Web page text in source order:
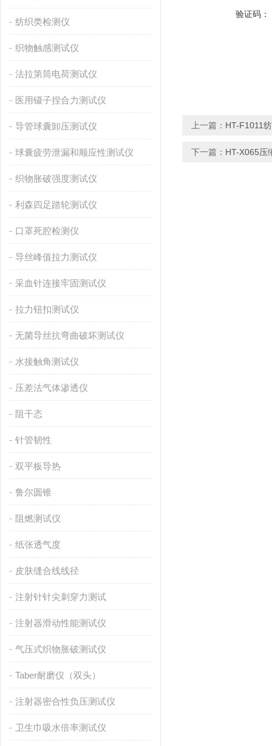
纺织类检测仪
织物触感测试仪
法拉第筒电荷测试仪
医用镊子捏合力测试仪
导管球囊卸压测试仪
球囊疲劳泄漏和顺应性测试仪
织物胀破强度测试仪
利森四足踏轮测试仪
口罩死腔检测仪
导丝峰值拉力测试仪
采血针连接牢固测试仪
拉力钮扣测试仪
无菌导丝抗弯曲破坏测试仪
水接触角测试仪
压差法气体渗透仪
阻干态
针管韧性
双平板导热
鲁尔圆锥
阻燃测试仪
纸张透气度
皮肤缝合线线径
注射针针尖刺穿力测试
注射器滑动性能测试仪
气压式织物胀破测试仪
Taber耐磨仪（双头）
注射器密合性负压测试仪
卫生巾吸水倍率测试仪
验证码：
上一篇： HT-F1011
下一篇： HT-X065压